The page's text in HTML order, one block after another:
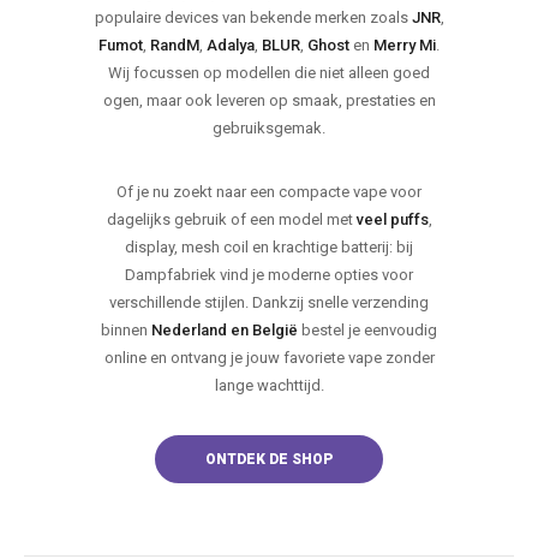
populaire devices van bekende merken zoals JNR,
Fumot RandM Adalya BLUR Ghost en Merry Mi
Wij focussen op modellen die niet alleen goed
ogen, maar ook leveren op smaak, prestaties en
gebruiksgemak.
Of je nu zoekt naar een compacte vape voor
dagelijks gebruik of een model metveel puffs,
display, mesh coil en krachtige batterij: bij
Dampfabriek vind je moderne opties voor
verschillende stijlen. Dankzij snelle verzending
binnen Nederland en België bestel je eenvoudig
online en ontvang je jouw favoriete vape zonder
lange wachttijd.
ONTDEK DE SHOP